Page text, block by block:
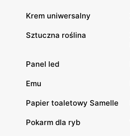
Krem uniwersalny
Sztuczna roślina
Panel led
Emu
Papier toaletowy Samelle
Pokarm dla ryb